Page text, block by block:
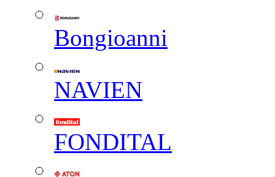
Вongioanni
NAVIEN
FONDITAL